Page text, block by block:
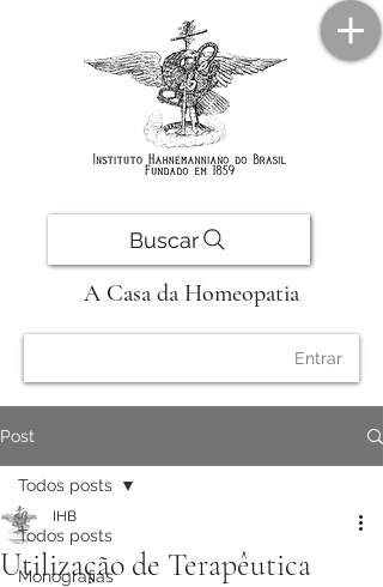
Buscar
A Casa da Homeopatia
Entrar
Post
Todos posts
Monografias
Todos posts
Utilização de Terapêutica
IHB